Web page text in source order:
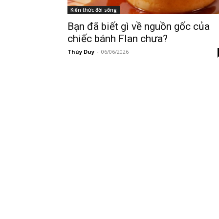
Kiến thức đời sống
Bạn đã biết gì về nguồn gốc của
chiếc bánh Flan chưa?
Thúy Duy - 06/06/2026